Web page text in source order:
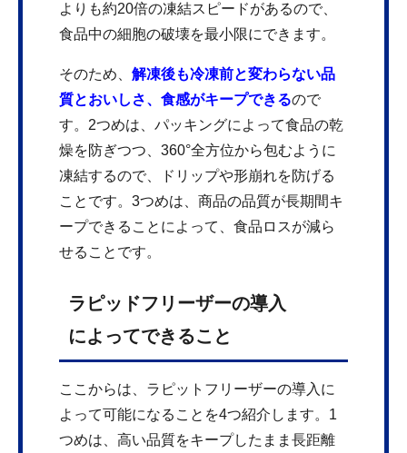
よりも約20倍の凍結スピードがあるので、
食品中の細胞の破壊を最小限にできます。
そのため、 解凍後も冷凍前と変わらない品
質とおいしさ、食感がキープできるので
す。2つめは、パッキングによって食品の乾
燥を防ぎつつ、360°全方位から包むように
凍結するので、ドリップや形崩れを防げる
ことです。3つめは、商品の品質が長期間キ
ープできることによって、食品ロスが減ら
せることです。
ラピッドフリーザーの導入
によってできること
ここからは、ラピットフリーザーの導入に
よって可能になることを4つ紹介します。1
つめは、高い品質をキープしたまま長距離